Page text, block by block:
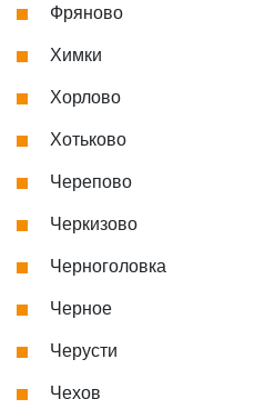
Фряново
Химки
Хорлово
Хотьково
Черепово
Черкизово
Черноголовка
Черное
Черусти
Чехов